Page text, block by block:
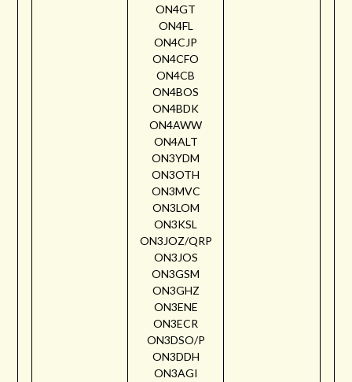
ON4GT
ON4FL
ON4CJP
ON4CFO
ON4CB
ON4BOS
ON4BDK
ON4AWW
ON4ALT
ON3YDM
ON3OTH
ON3MVC
ON3LOM
ON3KSL
ON3JOZ/QRP
ON3JOS
ON3GSM
ON3GHZ
ON3ENE
ON3ECR
ON3DSO/P
ON3DDH
ON3AGI